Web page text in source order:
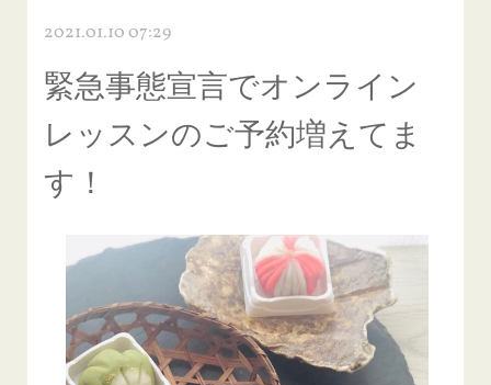
2021.01.10 07:29
緊急事態宣言でオンライン
レッスンのご予約増えてま
す！